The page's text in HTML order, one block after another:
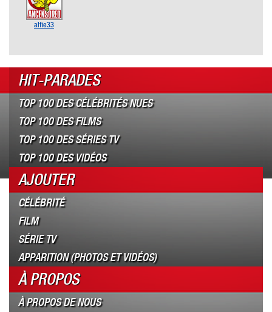
alfie33
HIT-PARADES
TOP 100 DES CÉLÉBRITÉS NUES
TOP 100 DES FILMS
TOP 100 DES SÉRIES TV
TOP 100 DES VIDÉOS
AJOUTER
CÉLÉBRITÉ
FILM
SÉRIE TV
APPARITION (PHOTOS ET VIDÉOS)
À PROPOS
À PROPOS DE NOUS